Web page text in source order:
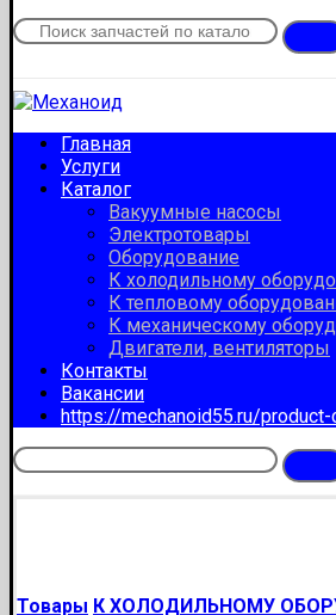
Главная
Услуги
Каталог
Вакуумные насосы
Электротовары
Оборудование
К холодильному
К тепловому
К механическому
Двигатели, вентиляторы
Контакты
Вакансии
https://mechanoid55.ru/
Товары К ХОЛОДИЛЬНОМУ